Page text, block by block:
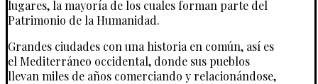
lugares, la mayoría de los cuales forman parte del
Patrimonio de la Humanidad.
Grandes ciudades con una historia en común, así es
el Mediterráneo occidental, donde sus pueblos
llevan miles de años comerciando y relacionándose,